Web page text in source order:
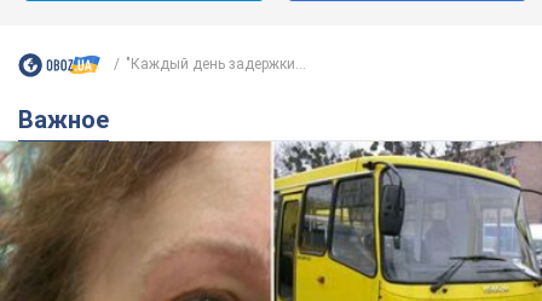
"Каждый день задержки...
Важное